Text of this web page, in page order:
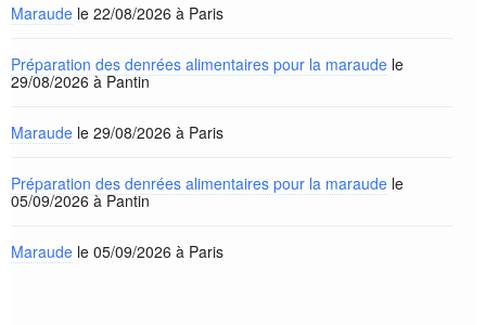
Maraude le 22/08/2026 à Paris
Préparation des denrées alimentaires pour la maraude le
29/08/2026 à Pantin
Maraude le 29/08/2026 à Paris
Préparation des denrées alimentaires pour la maraude le
05/09/2026 à Pantin
Maraude le 05/09/2026 à Paris